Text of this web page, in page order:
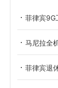
菲律宾9G工
马尼拉全机场
菲律宾退休移民